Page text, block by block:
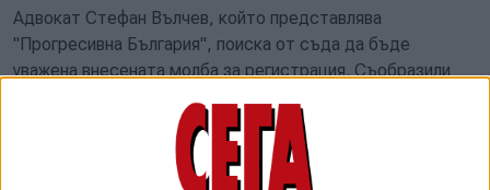
Адвокат Стефан Вълчев, който представлява
"Прогресивна България", поиска от съда да бъде
уважена внесената молба за регистрация. Съобразили
представени са всички изискуеми от закона актове.
Вярвам, че сме изпълнили всички законови предпоставки
и липсват пречки за уважаване на искането ни. Разчитам